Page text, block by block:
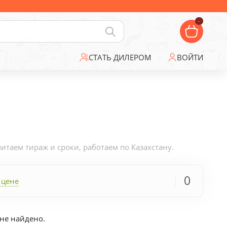
-
СТАТЬ ДИЛЕРОМ ВОЙТИ
тираж и сроки, работаем по Казахстану.
0
найдено.